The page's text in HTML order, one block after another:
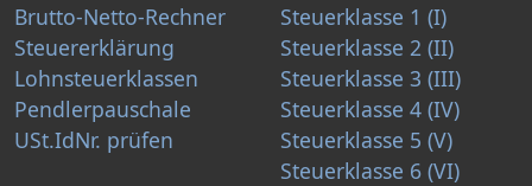
Brutto-Netto-Rechner
Steuererklärung
Lohnsteuerklassen
Pendlerpauschale
USt.IdNr. prüfen
Steuerklasse 1 (I)
Steuerklasse 2 (II)
Steuerklasse 3 (III)
Steuerklasse 4 (IV)
Steuerklasse 5 (V)
Steuerklasse 6 (VI)